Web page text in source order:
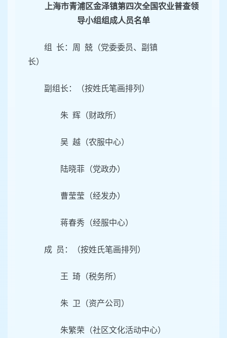
上海市青浦区金泽镇第四次全国农业普查领
导小组组成人员名单
组 长：周 兢（党委委员、副镇
长）
副组长：（按姓氏笔画排列）
朱 辉（财政所）
吴 越（农服中心）
陆晓菲（党政办）
曹莹莹（经发办）
蒋春秀（经服中心）
成 员：（按姓氏笔画排列）
王 琦（税务所）
朱 卫（资产公司）
朱繁荣（社区文化活动中心）